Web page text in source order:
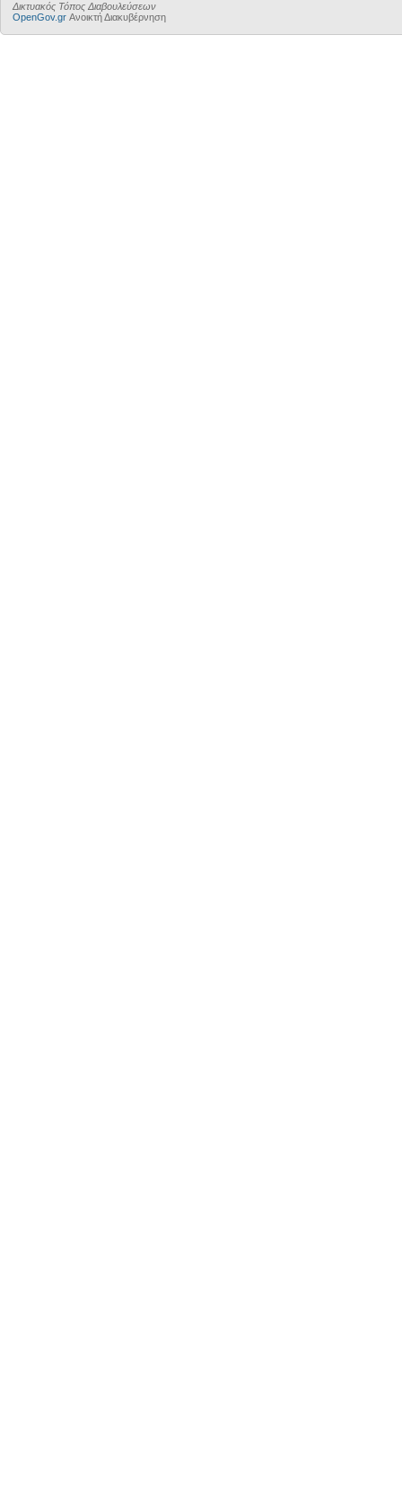
Δικτυακός Τόπος Διαβουλεύσεων
OpenGov.gr Ανοικτή Διακυβέρνηση